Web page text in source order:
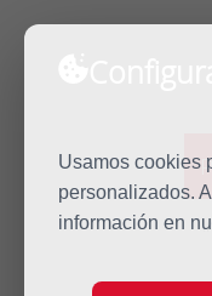
Usamos cookies
personalizados.
información en